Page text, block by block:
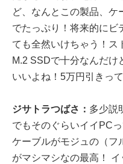
ど、なんとこの製品、ケ
でたっぷり！将来的にビ
ても全然いけちゃう！ス
M.2 SSDで十分なんだけ
いいよね！5万円引きっ
ジサトラつばさ： 多少説
でもそのぐらいイイPC
ケーブルがモジュの（フ
がマシマシなの最高！